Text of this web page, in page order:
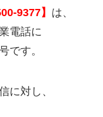
9377】 は、
電話に
です。
に対し、